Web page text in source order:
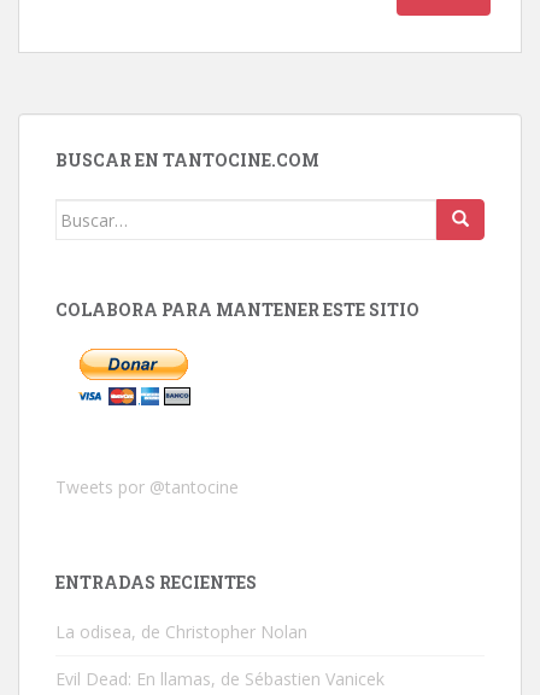
BUSCAR EN TANTOCINE.COM
Buscar:
COLABORA PARA MANTENER ESTE SITIO
Tweets por @tantocine
ENTRADAS RECIENTES
La odisea, de Christopher Nolan
Evil Dead: En llamas, de Sébastien Vanicek